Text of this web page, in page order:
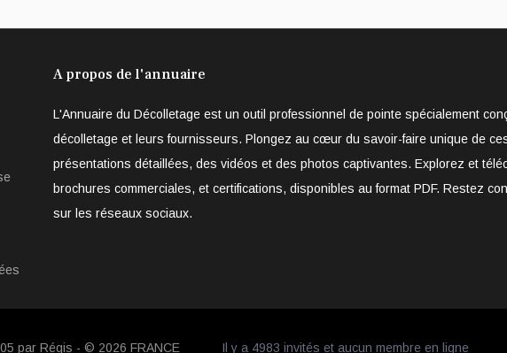
A propos de l'annuaire
L'Annuaire du Décolletage est un outil professionnel de pointe spécialement
décolletage et leurs fournisseurs. Plongez au cœur du savoir-faire unique de
présentations détaillées, des vidéos et des photos captivantes. Explorez et
brochures commerciales, et certifications, disponibles au format PDF. Restez
sur les réseaux sociaux.
par Régis - © 2026 FRANCE Il y a 4983 invités et aucun membre en ligne